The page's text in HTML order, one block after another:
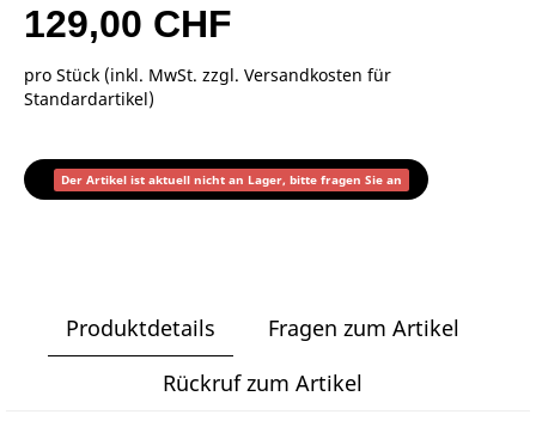
129,00 CHF
pro Stück (inkl. MwSt. zzgl. Versandkosten für
Standardartikel)
Der Artikel ist aktuell nicht an Lager, bitte fragen Sie an
Produktdetails
Fragen zum Artikel
Rückruf zum Artikel